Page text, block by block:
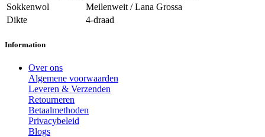
Sokkenwol
Meilenweit / Lana Grossa
Dikte
4-draad
Information
Over ons
Algemene voorwaarden
Leveren & Verzenden
Retourneren
Betaalmethoden
Privacybeleid
Blogs